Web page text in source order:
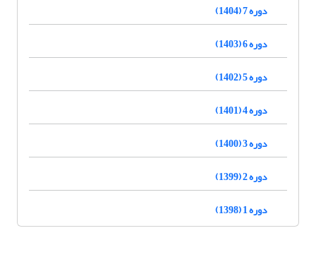
دوره 7 (1404)
دوره 6 (1403)
دوره 5 (1402)
دوره 4 (1401)
دوره 3 (1400)
دوره 2 (1399)
دوره 1 (1398)